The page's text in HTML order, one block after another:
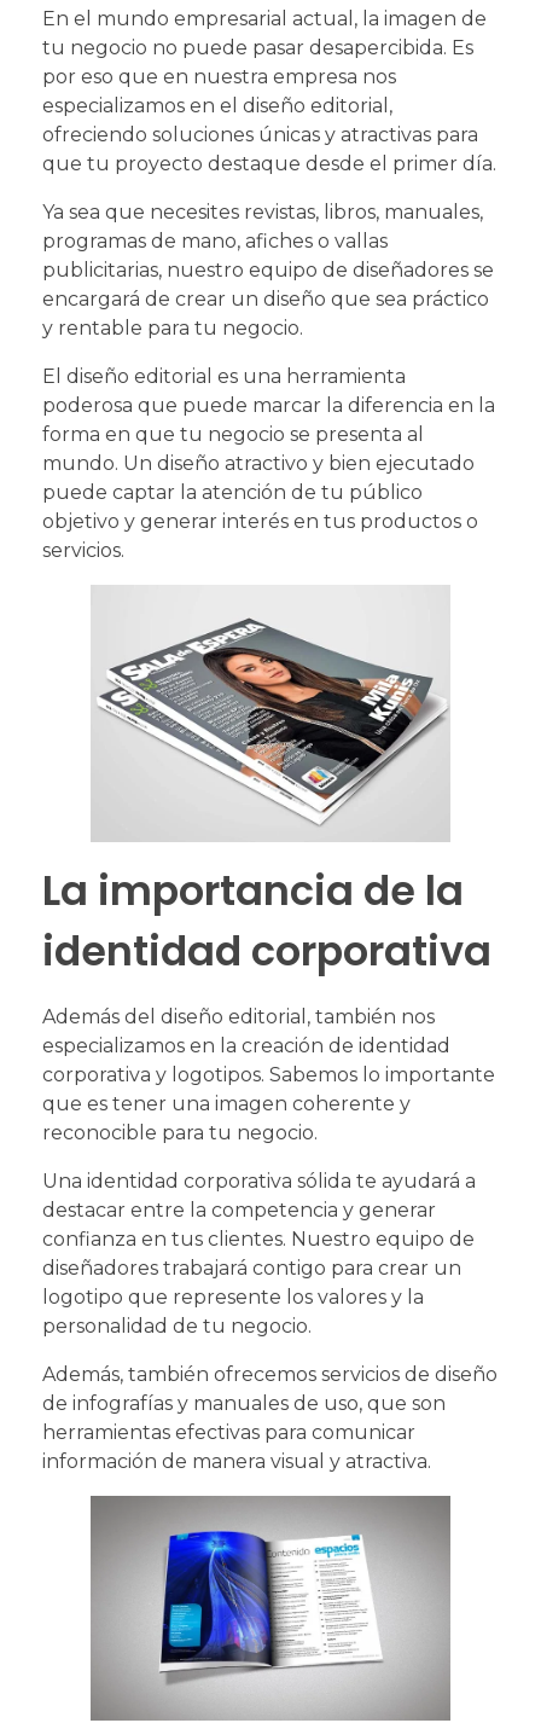
En el mundo empresarial actual, la imagen de
tu negocio no puede pasar desapercibida. Es
por eso que en nuestra empresa nos
especializamos en el diseño editorial,
ofreciendo soluciones únicas y atractivas para
que tu proyecto destaque desde el primer día.
Ya sea que necesites revistas, libros, manuales,
programas de mano, afiches o vallas
publicitarias, nuestro equipo de diseñadores se
encargará de crear un diseño que sea práctico
y rentable para tu negocio.
El diseño editorial es una herramienta
poderosa que puede marcar la diferencia en la
forma en que tu negocio se presenta al
mundo. Un diseño atractivo y bien ejecutado
puede captar la atención de tu público
objetivo y generar interés en tus productos o
servicios.
La importancia de la
identidad corporativa
Además del diseño editorial, también nos
especializamos en la creación de identidad
corporativa y logotipos. Sabemos lo importante
que es tener una imagen coherente y
reconocible para tu negocio.
Una identidad corporativa sólida te ayudará a
destacar entre la competencia y generar
confianza en tus clientes. Nuestro equipo de
diseñadores trabajará contigo para crear un
logotipo que represente los valores y la
personalidad de tu negocio.
Además, también ofrecemos servicios de diseño
de infografías y manuales de uso, que son
herramientas efectivas para comunicar
información de manera visual y atractiva.